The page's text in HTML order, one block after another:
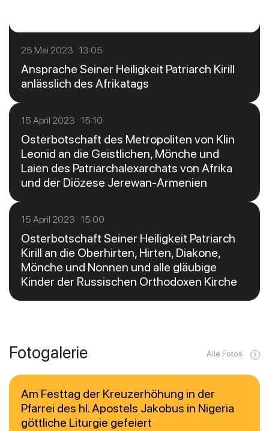
25 Mai 2023 13:05
Ansprache Seiner Heiligkeit Patriarch Kirill
anlässlich des Afrikatags
15 April 2023 15:10
Osterbotschaft des Metropoliten von Klin
Leonid an die Geistlichen, Mönche und
Laien des Patriarchalexarchats von Afrika
und der Diözese Jerewan-Armenien
15 April 2023 15:00
Osterbotschaft Seiner Heiligkeit Patriarch
Kirill an die Oberhirten, Hirten, Diakone,
Mönche und Nonnen und alle gläubige
Kinder der Russischen Orthodoxen Kirche
Fotogalerie Alle Fotos
Am Festtag der Kreuzerhöhung in der
Pfarrei des hl. Apostels Jakobus in Nigeria
göttliche Liturgie gefeiert